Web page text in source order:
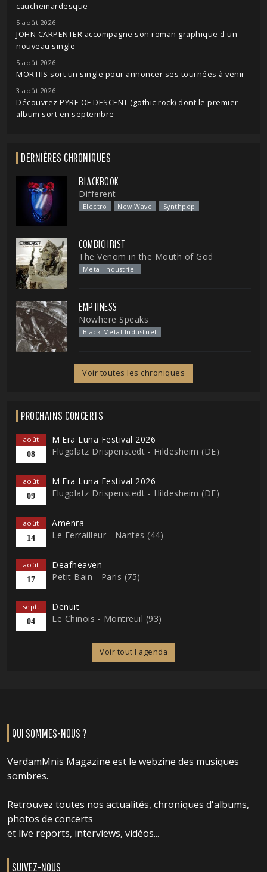
cauchemardesque
5 août 2026
JOHN CARPENTER accompagne son roman graphique d'un
nouveau single
5 août 2026
MORTIIS sort un single pour annoncer ses tournées à venir
3 août 2026
Découvrez PYRE OF DESCENT (gothic rock) dont le premier
album sort en septembre
DERNIÈRES CHRONIQUES
BLACKBOOK
Different
Electro New Wave Synthpop
COMBICHRIST
The Venom in the Mouth of God
Metal Industriel
EMPTINESS
Nowhere Speaks
Black Metal Industriel
Voir toutes les chroniques
PROCHAINS CONCERTS
août
08
M'Era Luna Festival 2026
Flugplatz Drispenstedt - Hildesheim (DE)
août
09
M'Era Luna Festival 2026
Flugplatz Drispenstedt - Hildesheim (DE)
août
14
Amenra
Le Ferrailleur - Nantes (44)
août
17
Deafheaven
Petit Bain - Paris (75)
sept.
04
Denuit
Le Chinois - Montreuil (93)
Voir tout l'agenda
QUI SOMMES-NOUS ?
VerdamMnis Magazine est le webzine des musiques
sombres.
Retrouvez toutes nos actualités, chroniques d'albums,
photos de concerts
et live reports, interviews, vidéos...
SUIVEZ-NOUS